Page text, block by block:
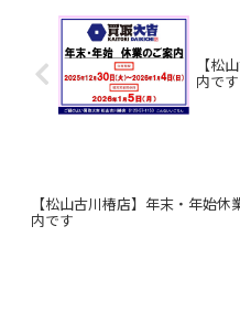
【松
内です
【松山古川椿店】年末・年始休
内です